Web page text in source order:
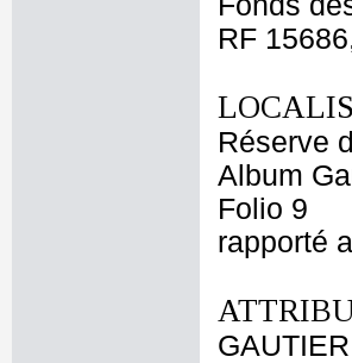
RF
Réserve
Album
Folio 9
rapporté